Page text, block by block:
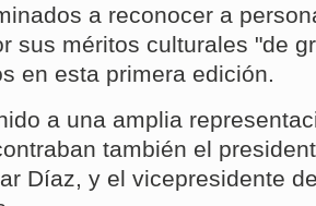
a reconocer a
sus méritos culturales "de
en esta primera edición.
a una amplia
también el
Díaz, y el vicepresidente